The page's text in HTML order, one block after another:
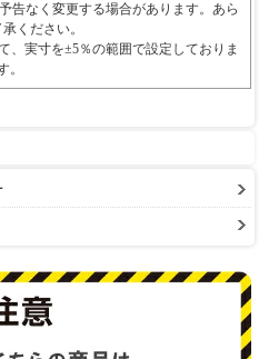
告なく変更する場合があります。あら
ください。
実寸を±5％の範囲で設定しておりま
。